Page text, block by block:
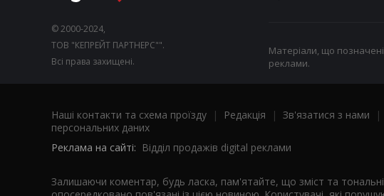
© 2000-2024,
ТОВ "КЕПРЕЙТ ПАРТНЕРС"".
Всі права захищені.
Матеріали, що
реклами.
Наші контакти та схема проїзду | Редакція | Зв'язатися з нами |
персональних даних
Реклама на сайті: Відділ продажів digital реклами
Залишаючи коментар, будь ласка, пам'ятайте, що зміст та